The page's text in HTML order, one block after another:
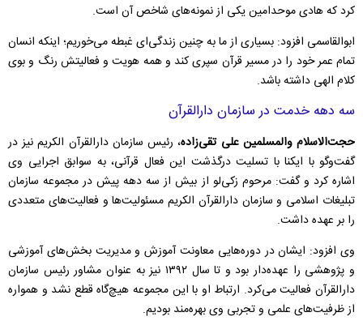
کرد که هادی موحدامین یکی از نمونه‌های شاخص آن است.
ابوالقاسمی افزود: بسیاری از ما به چنین زندگی‌ای غبطه می‌خوریم؛ اینکه انسان
تمام عمر خود را در مسیر قرآن سپری کند و همه هویت و فعالیتش رنگ و بوی
کلام الهی داشته باشد.
سه دهه خدمت در سازمان دارالقرآن
حجت‌الاسلام والمسلمین علی تقی‌زاده، رئیس سازمان دارالقرآن الکریم نیز در
گفت‌و‌گو با ایکنا با تسلیت درگذشت این فعال قرآنی، به سوابق اجرایی وی
اشاره کرد و گفت: مرحوم زکی‌لو از بیش از سه دهه پیش در مجموعه سازمان
تبلیغات اسلامی و سازمان دارالقرآن الکریم مسئولیت‌ها و فعالیت‌های متعددی
را بر عهده داشت.
وی افزود: ایشان در دوره‌هایی معاونت آموزش و مدیریت بخش‌های آموزشی
و پژوهشی را عهده‌دار بود و تا سال ۱۳۹۲ نیز به عنوان مشاور رئیس سازمان
دارالقرآن فعالیت می‌کرد. ارتباط او با این مجموعه هیچ‌گاه قطع نشد و همواره
از ظرفیت‌های علمی و تجربی وی بهره‌مند بودیم.